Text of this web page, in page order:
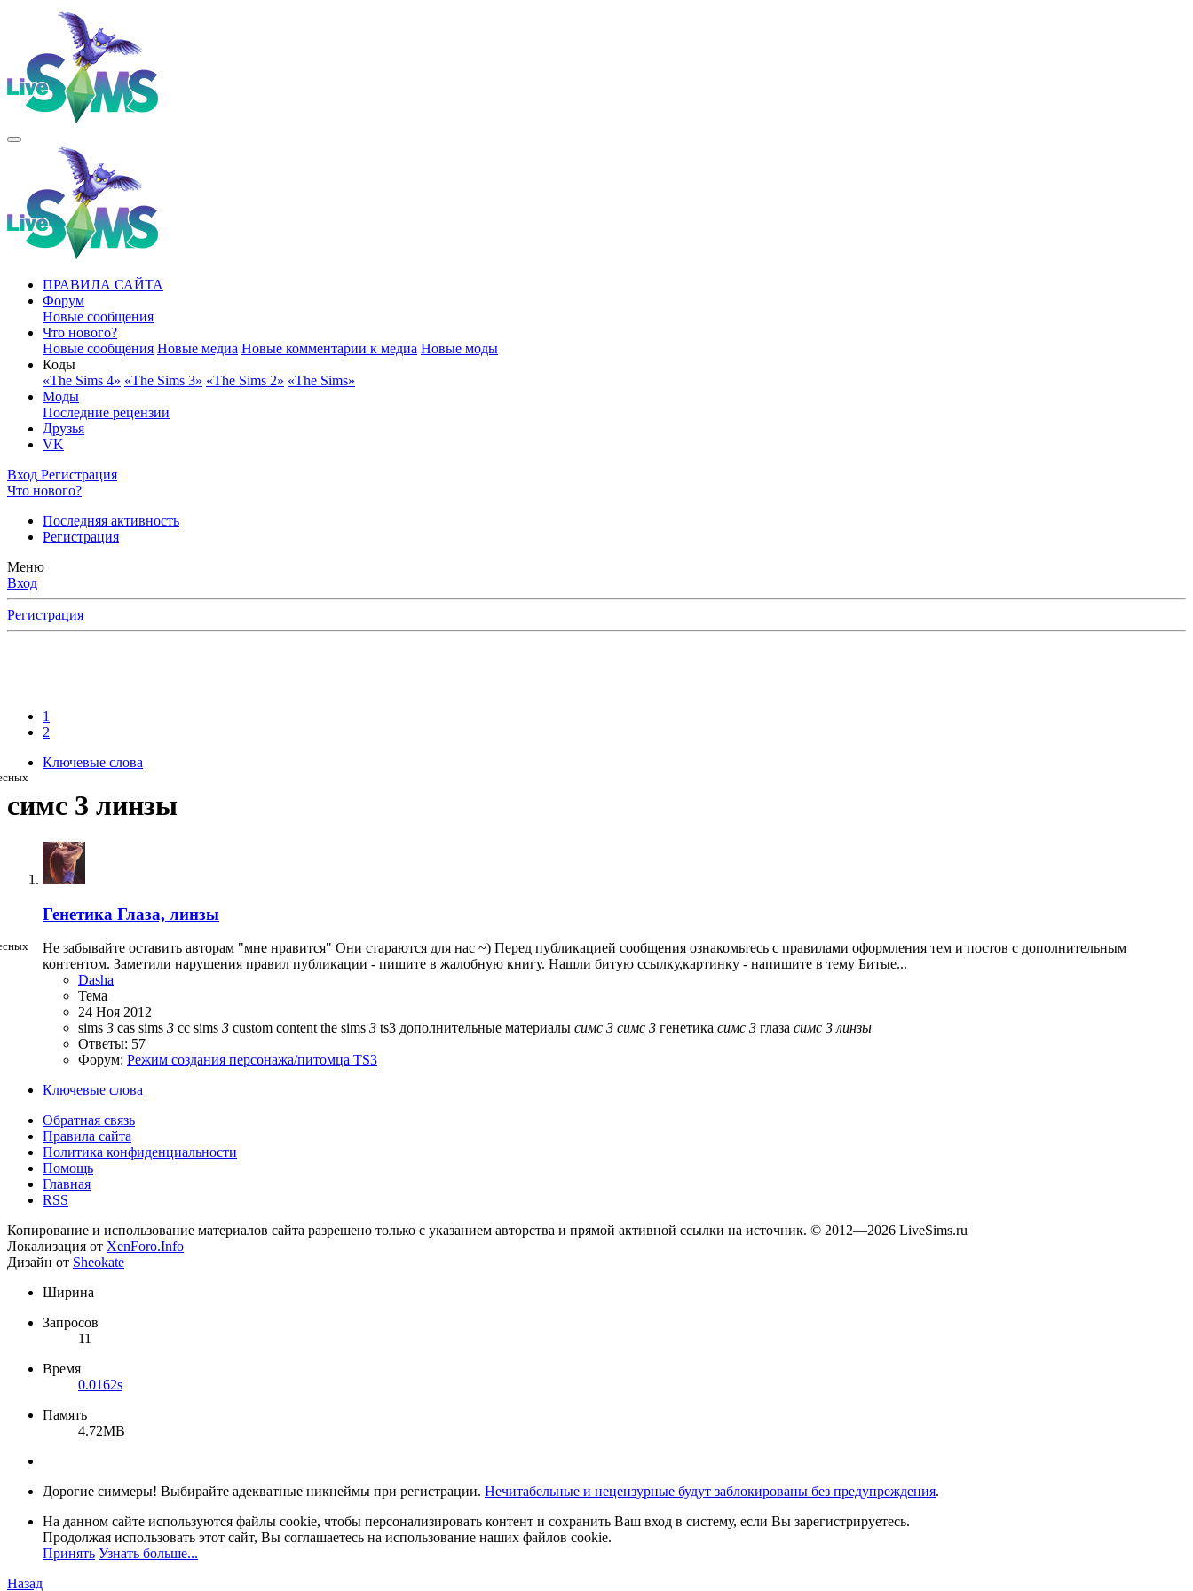
ПРАВИЛА САЙТА
Форум
Новые сообщения
Что нового?
Новые сообщения Новые медиа Новые комментарии к медиа Новые моды
Коды
«The Sims 4» «The Sims 3» «The Sims 2» «The Sims»
Моды
Последние рецензии
Друзья
VK
Вход Регистрация
Что нового?
Последняя активность
Регистрация
Меню
Вход
Регистрация
1
2
Ключевые слова
симс 3 линзы
Генетика Глаза, линзы
Не забывайте оставить авторам "мне нравится" Они стараются для нас ~) Перед публикацией сообщения ознакомьтесь с правилами оформления тем и постов с дополнительным
контентом. Заметили нарушения правил публикации - пишите в жалобную книгу. Нашли битую ссылку,картинку - напишите в тему Битые...
Dasha
Тема
24 Ноя 2012
sims 3 cas sims 3 cc sims 3 custom content the sims 3 ts3 дополнительные материалы симс 3 симс 3 генетика симс 3 глаза симс 3 линзы
Ответы: 57
Форум: Режим создания персонажа/питомца TS3
Ключевые слова
Обратная связь
Правила сайта
Политика конфиденциальности
Помощь
Главная
RSS
Копирование и использование материалов сайта разрешено только с указанием авторства и прямой активной ссылки на источник. © 2012—2026 LiveSims.ru
Локализация от XenForo.Info
Дизайн от Sheokate
Ширина
Запросов
11
Время
0.0162s
Память
4.72MB
Дорогие симмеры! Выбирайте адекватные никнеймы при регистрации. Нечитабельные и нецензурные будут заблокированы без предупреждения.
На данном сайте используются файлы cookie, чтобы персонализировать контент и сохранить Ваш вход в систему, если Вы зарегистрируетесь.
Продолжая использовать этот сайт, Вы соглашаетесь на использование наших файлов cookie.
Принять Узнать больше...
Назад